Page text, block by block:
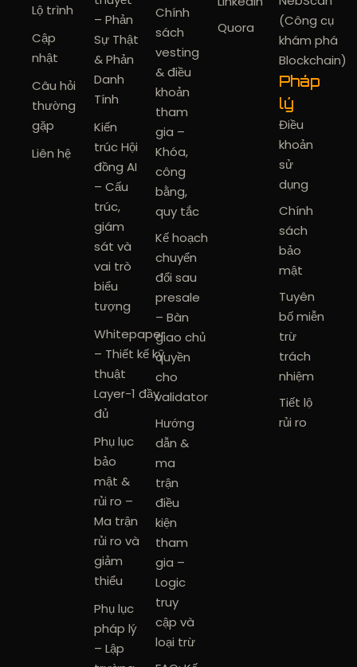
Lộ trình
Cập
nhật
Câu hỏi
thường
gặp
Liên hệ
– Phản
Sự Thật
& Phản
Danh
Tính
Kiến
trúc Hội
đồng AI
– Cấu
trúc,
giám
sát và
vai trò
biểu
tượng
Whitepaper
– Thiết kế kỹ
thuật
Layer-1 đầy
đủ
Phụ lục
bảo
mật &
rủi ro –
Ma trận
rủi ro và
giảm
thiểu
Phụ lục
pháp lý
– Lập
Chính
sách
vesting
& điều
khoản
tham
gia –
Khóa,
công
bằng,
quy tắc
Kế hoạch
chuyển
đổi sau
presale
– Bàn
giao chủ
quyền
cho
validator
Hướng
dẫn &
ma
trận
điều
kiện
tham
gia –
Logic
truy
cập và
loại trừ
Quora
(Công cụ
khám phá
Blockchain)
Pháp
lý
Điều
khoản
sử
dụng
Chính
sách
bảo
mật
Tuyên
bố miễn
trừ
trách
nhiệm
Tiết lộ
rủi ro